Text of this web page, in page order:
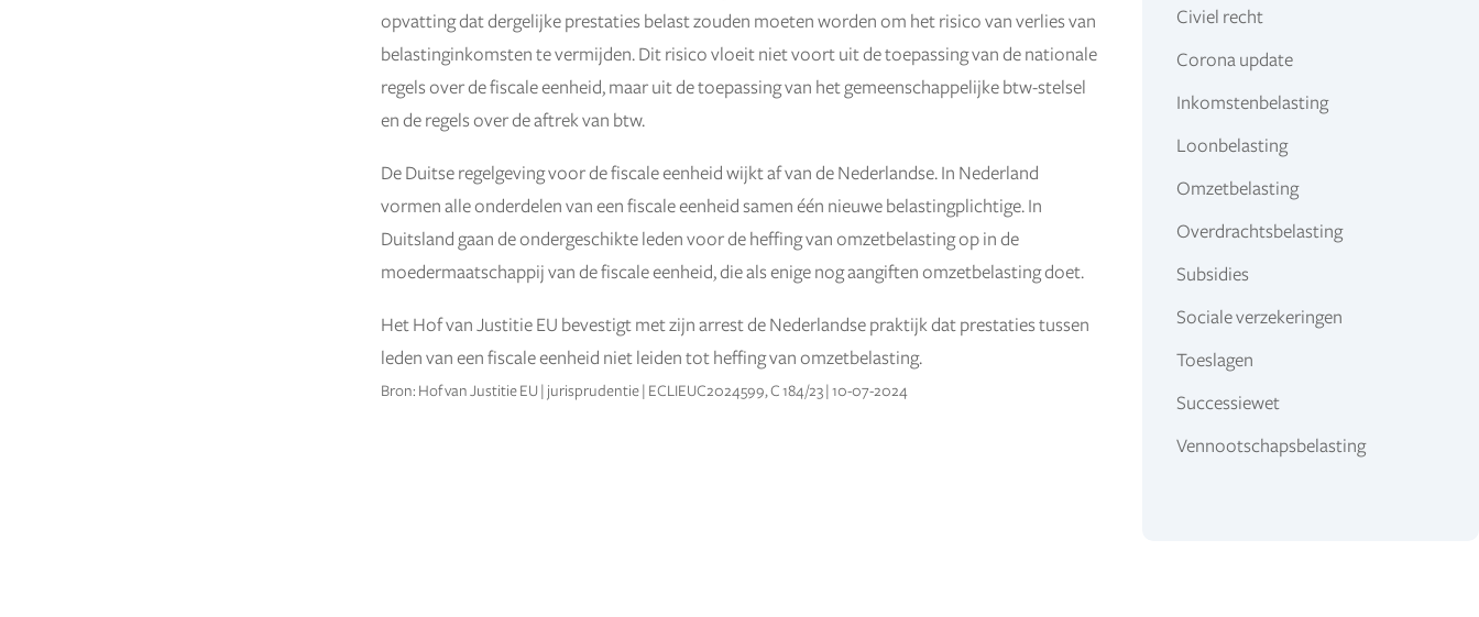
opvatting dat dergelijke prestaties belast zouden moeten worden om het risico van verlies van
belastinginkomsten te vermijden. Dit risico vloeit niet voort uit de toepassing van de nationale
regels over de fiscale eenheid, maar uit de toepassing van het gemeenschappelijke btw-stelsel
en de regels over de aftrek van btw.
De Duitse regelgeving voor de fiscale eenheid wijkt af van de Nederlandse. In Nederland
vormen alle onderdelen van een fiscale eenheid samen één nieuwe belastingplichtige. In
Duitsland gaan de ondergeschikte leden voor de heffing van omzetbelasting op in de
moedermaatschappij van de fiscale eenheid, die als enige nog aangiften omzetbelasting doet.
Het Hof van Justitie EU bevestigt met zijn arrest de Nederlandse praktijk dat prestaties tussen
leden van een fiscale eenheid niet leiden tot heffing van omzetbelasting.
Bron: Hof van Justitie EU | jurisprudentie | ECLIEUC2024599, C 184/23 | 10-07-2024
Civiel recht
Corona update
Inkomstenbelasting
Loonbelasting
Omzetbelasting
Overdrachtsbelasting
Subsidies
Sociale verzekeringen
Toeslagen
Successiewet
Vennootschapsbelasting